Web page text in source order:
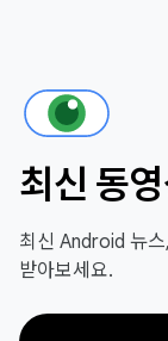
최신 동
최신 Android 뉴
받아보세요.